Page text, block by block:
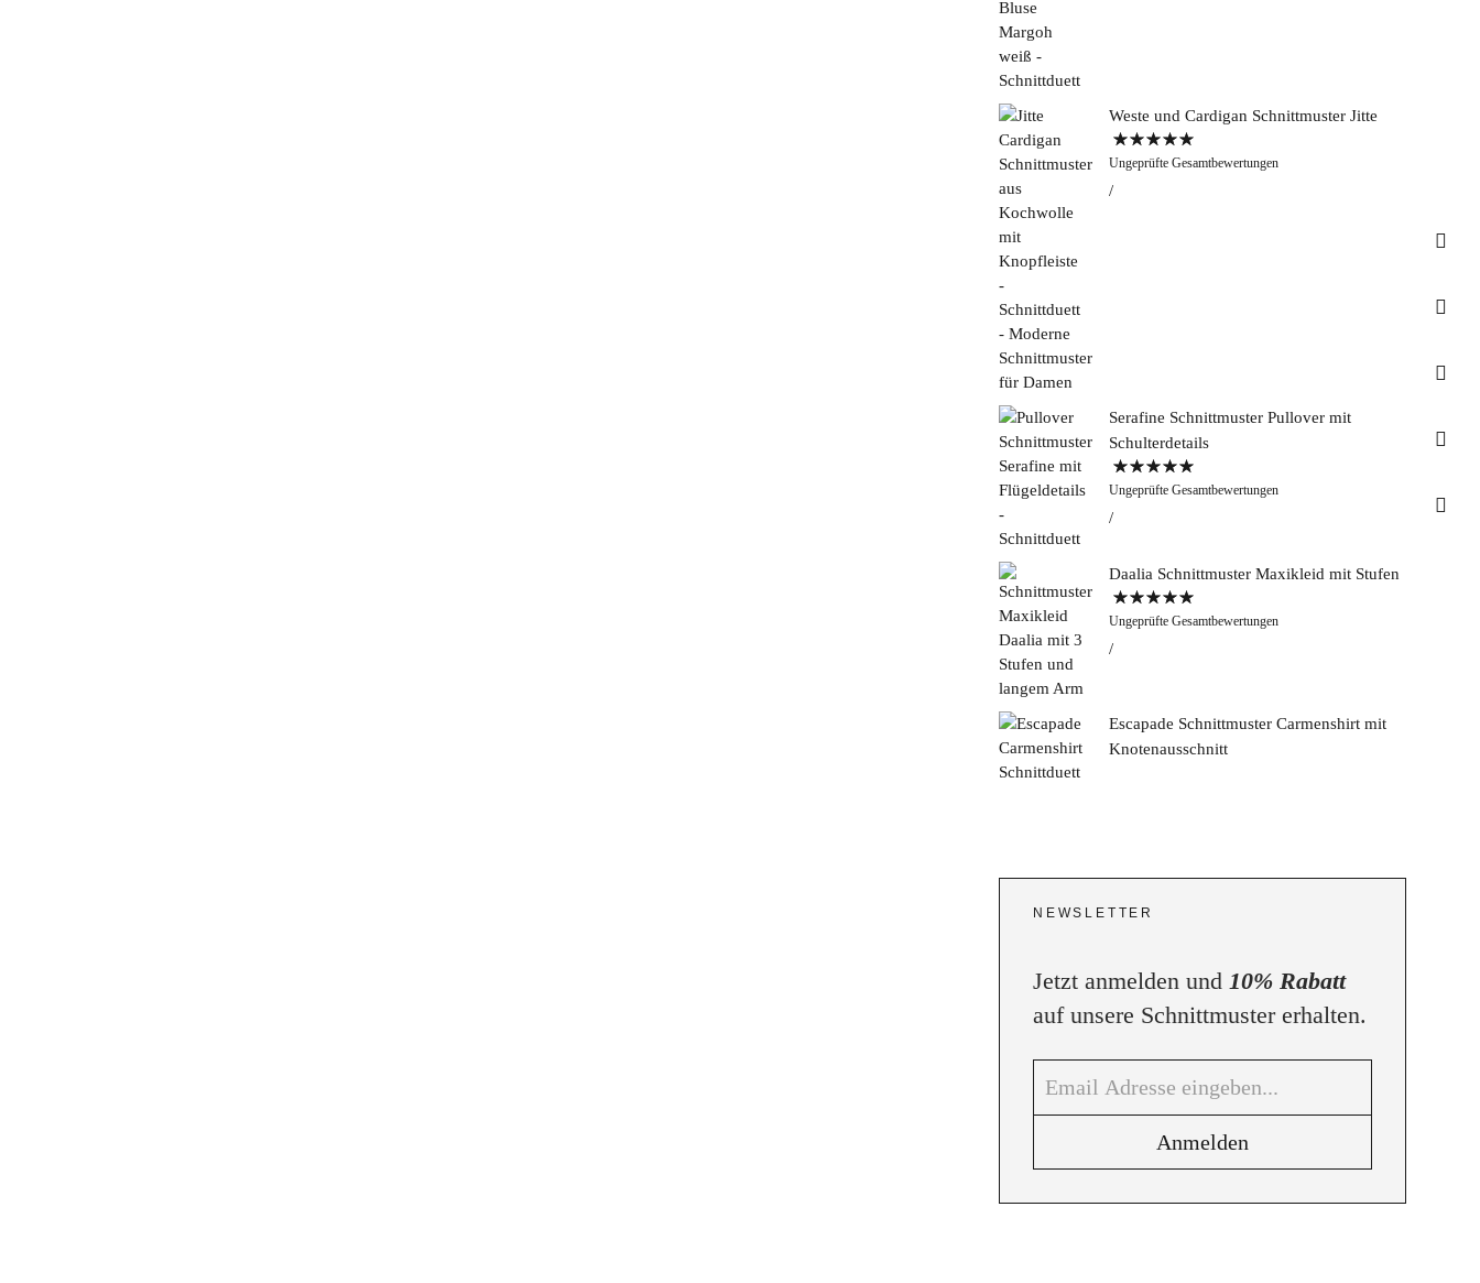
&
Weste und Cardigan Schnittmuster Jitte
Bewertet mit
5.00von 5
Ungeprüfte Gesamtbewertungen
Serafine Schnittmuster Pullover mit
Schulterdetails
Bewertet mit
5.00von 5
Ungeprüfte Gesamtbewertungen
Daalia Schnittmuster Maxikleid mit Stufen
Bewertet mit
5.00von 5
Ungeprüfte Gesamtbewertungen
Escapade Schnittmuster Carmenshirt mit
Knotenausschnitt
NEWSLETTER
Jetzt anmelden und 10% Rabatt
auf unsere Schnittmuster erhalten.